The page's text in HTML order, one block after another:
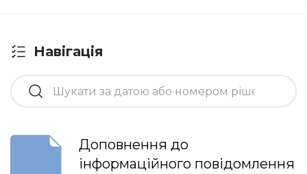
Навігація
Доповнення до
інформаційного повідомлення